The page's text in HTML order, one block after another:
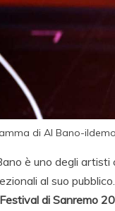
di Al Bano-
è uno degli artisti
al suo
Festival di Sanremo